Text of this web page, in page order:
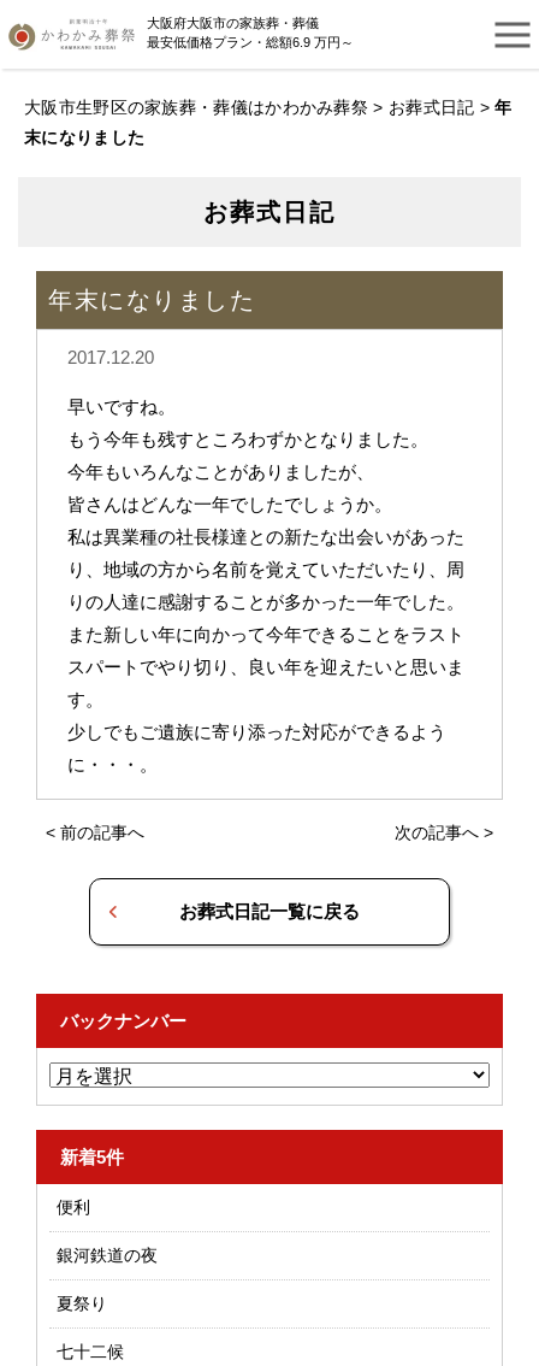
大阪府大阪市の家族葬・葬儀
最安低価格プラン・総額6.9 万円～
大阪市生野区の家族葬・葬儀はかわかみ葬祭 > お葬式日記 >年
末になりました
お葬式日記
年末になりました
2017.12.20
早いですね。
もう今年も残すところわずかとなりました。
今年もいろんなことがありましたが、
皆さんはどんな一年でしたでしょうか。
私は異業種の社長様達との新たな出会いがあった
り、地域の方から名前を覚えていただいたり、周
りの人達に感謝することが多かった一年でした。
また新しい年に向かって今年できることをラスト
スパートでやり切り、良い年を迎えたいと思いま
す。
少しでもご遺族に寄り添った対応ができるよう
に・・・。
< 前の記事へ 次の記事へ >
お葬式日記一覧に戻る
バックナンバー
新着5件
便利
銀河鉄道の夜
夏祭り
七十二候